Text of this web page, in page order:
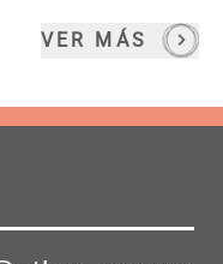
VER MÁS